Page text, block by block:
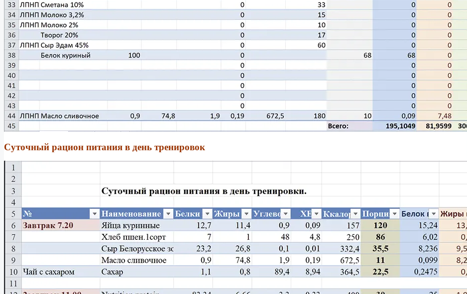
Суточный рацион питания в день тренировок